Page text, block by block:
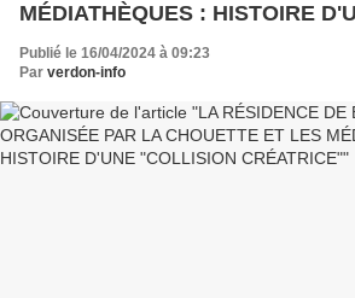
MÉDIATHÈQUES : HISTOIRE
"COLLISION CRÉATRICE"
Publié le 16/04/2024 à 09:23
Par verdon-info